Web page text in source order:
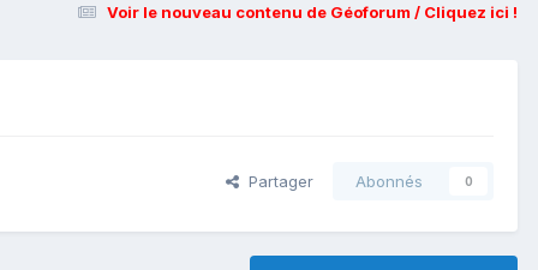
Voir le nouveau contenu de Géoforum / Cliquez ici !
Partager Abonnés 0